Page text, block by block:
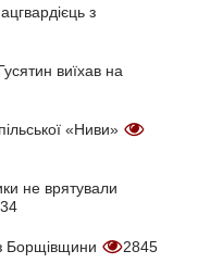
з
виїхав на
«Ниви»
не врятували
Борщівщини 2845